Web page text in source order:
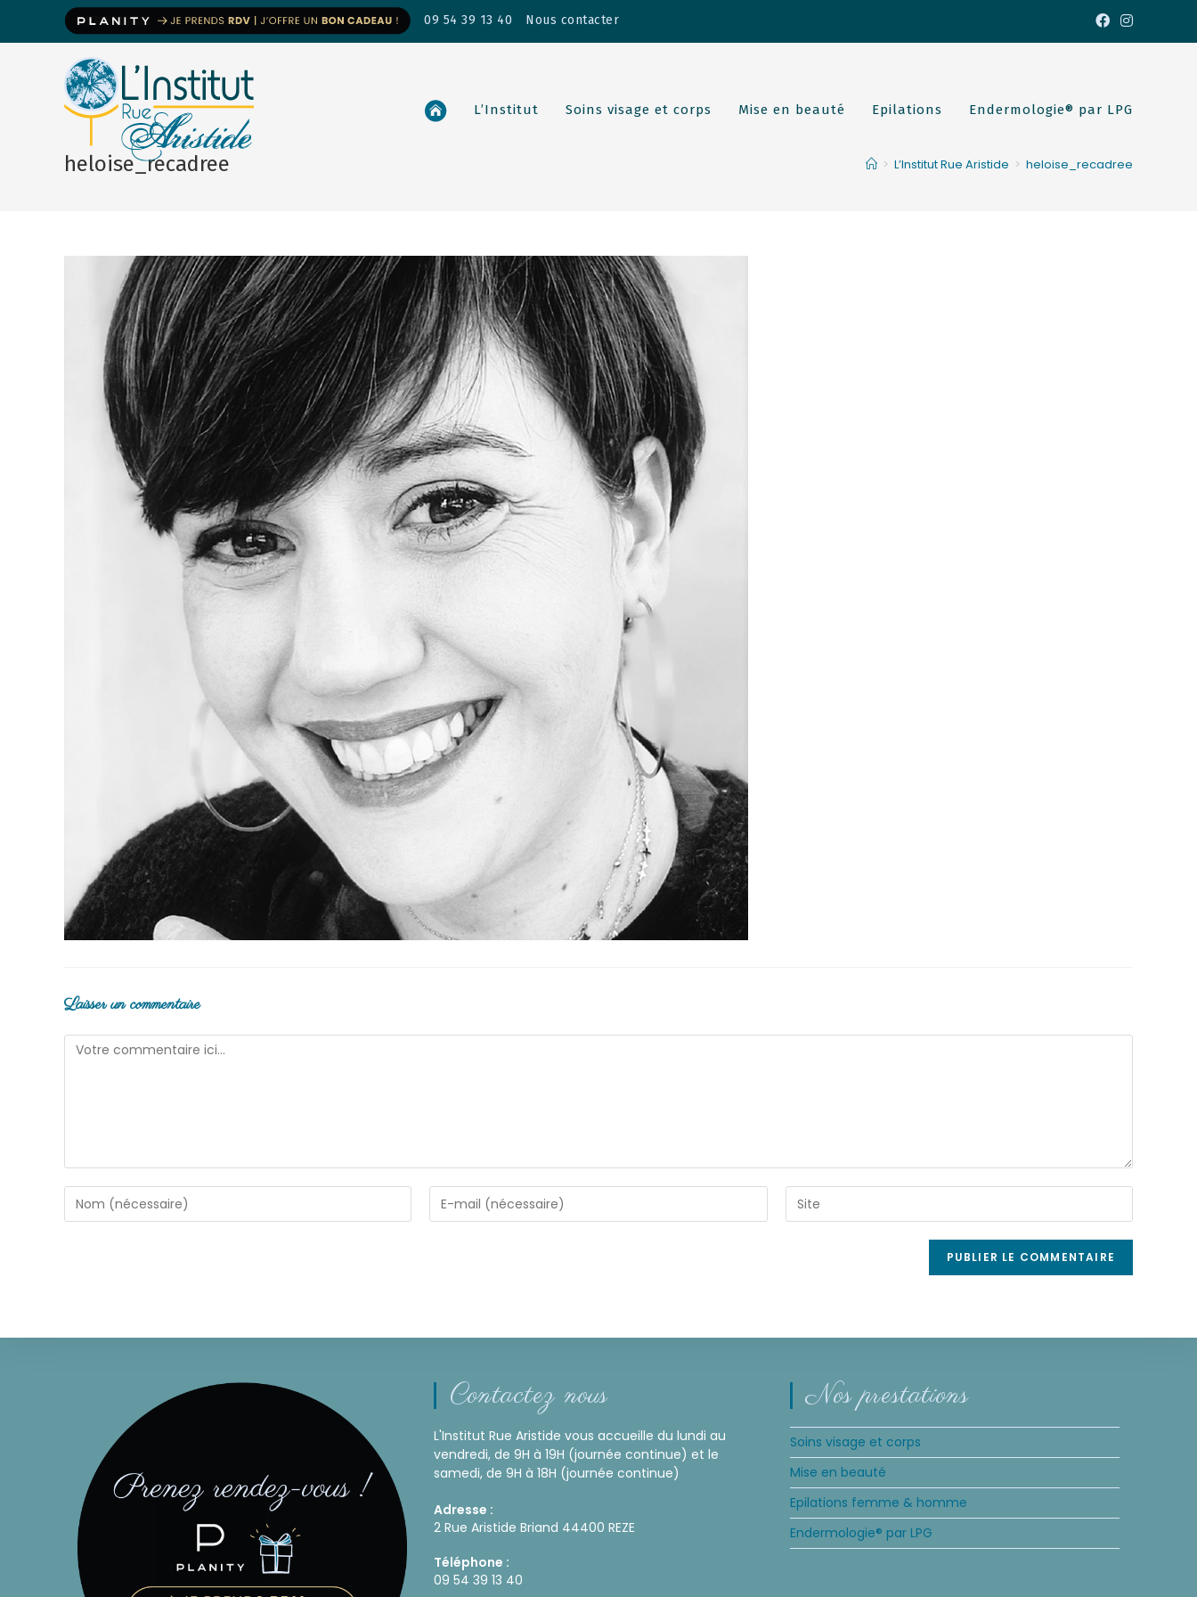
09 54 39 13 40 Nous contacter
L’Institut Soins visage et corps Mise en beauté Epilations Endermologie® par LPG
heloise_recadree > L’Institut Rue Aristide > heloise_recadree
Laisser un commentaire
Contactez nous
L'Institut Rue Aristide vous accueille du lundi au
vendredi, de 9H à 19H (journée continue) et le
samedi, de 9H à 18H (journée continue)
Adresse :
2 Rue Aristide Briand 44400 REZE
Téléphone :
09 54 39 13 40
Nos prestations
Soins visage et corps
Mise en beauté
Epilations femme & homme
Endermologie® par LPG